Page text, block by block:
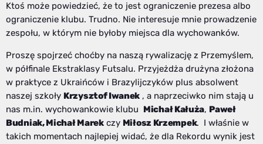
Ktoś może powiedzieć, że to jest ograniczenie prezesa albo
ograniczenie klubu. Trudno. Nie interesuje mnie prowadzenie
zespołu, w którym nie byłoby miejsca dla wychowanków.
Proszę spojrzeć choćby na naszą rywalizację z Przemyślem,
w półfinale Ekstraklasy Futsalu. Przyjeżdża drużyna złożona
w praktyce z Ukraińców i Brazylijczyków plus absolwent
naszej szkoły Krzysztof Iwanek , a naprzeciwko nim stają u
nas m.in. wychowankowie klubu Michał Kałuża, Paweł
Budniak, Michał Marekczy Miłosz Krzempek. I właśnie w
takich momentach najlepiej widać, że dla Rekordu wynik jest